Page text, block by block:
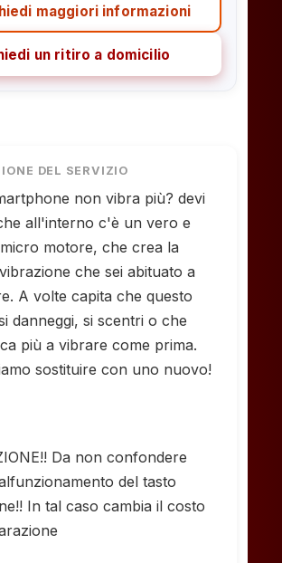
maggiori informazioni
un ritiro a domicilio
DEL SERVIZIO
non vibra più? devi
all'interno c'è un vero e
motore, che crea la
che sei abituato a
A volte capita che questo
danneggi, si scentri o che
più a vibrare come prima.
sostituire con uno nuovo!
Da non confondere
del tasto
In tal caso cambia il costo